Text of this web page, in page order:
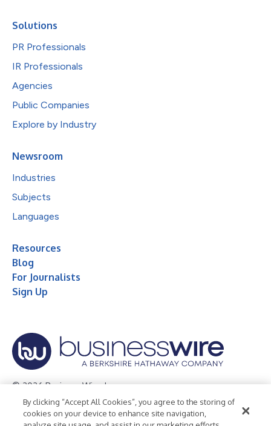
Solutions
PR Professionals
IR Professionals
Agencies
Public Companies
Explore by Industry
Newsroom
Industries
Subjects
Languages
Resources
Blog
For Journalists
Sign Up
© 2026 Business Wire, Inc.
Privacy Policy Cookie Policy
Accessibility Statement
By clicking “Accept All Cookies”, you agree to the storing of
cookies on your device to enhance site navigation,